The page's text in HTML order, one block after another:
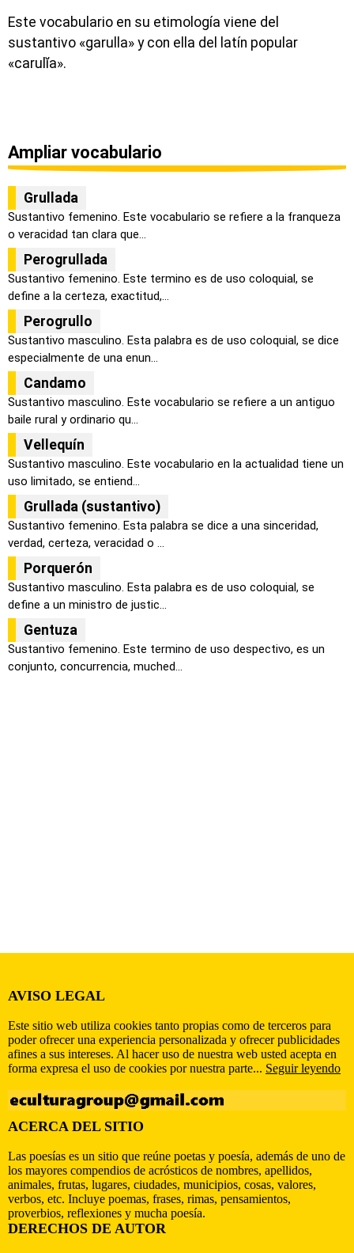
Este vocabulario en su etimología viene del
sustantivo «garulla» y con ella del latín popular
«carulĭa».
Ampliar vocabulario
Grullada
Sustantivo femenino. Este vocabulario se refiere a la franqueza
o veracidad tan clara que...
Perogrullada
Sustantivo femenino. Este termino es de uso coloquial, se
define a la certeza, exactitud,...
Perogrullo
Sustantivo masculino. Esta palabra es de uso coloquial, se dice
especialmente de una enun...
Candamo
Sustantivo masculino. Este vocabulario se refiere a un antiguo
baile rural y ordinario qu...
Vellequín
Sustantivo masculino. Este vocabulario en la actualidad tiene un
uso limitado, se entiend...
Grullada (sustantivo)
Sustantivo femenino. Esta palabra se dice a una sinceridad,
verdad, certeza, veracidad o ...
Porquerón
Sustantivo masculino. Esta palabra es de uso coloquial, se
define a un ministro de justic...
Gentuza
Sustantivo femenino. Este termino de uso despectivo, es un
conjunto, concurrencia, muched...
AVISO LEGAL
Este sitio web utiliza cookies tanto propias como de terceros para
poder ofrecer una experiencia personalizada y ofrecer publicidades
afines a sus intereses. Al hacer uso de nuestra web usted acepta en
forma expresa el uso de cookies por nuestra parte... Seguir leyendo
ACERCA DEL SITIO
Las poesías es un sitio que reúne poetas y poesía, además de uno de
los mayores compendios de acrósticos de nombres, apellidos,
animales, frutas, lugares, ciudades, municipios, cosas, valores,
verbos, etc. Incluye poemas, frases, rimas, pensamientos,
proverbios, reflexiones y mucha poesía.
DERECHOS DE AUTOR